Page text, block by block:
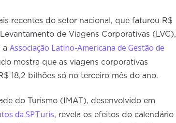
recentes do setor nacional, que faturou R$
de Viagens Corporativas (LVC),
a Associação Latino-Americana de Gestão de
mostra que as viagens corporativas
18,2 bilhões só no terceiro mês do ano.
do Turismo (IMAT), desenvolvido em
da SPTuris, revela os efeitos do calendário